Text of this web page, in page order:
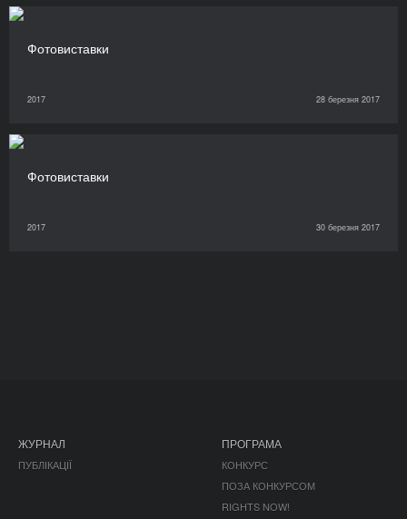
Фотовиставки
2017 28 березня 2017
Фотовиставки
2017 30 березня 2017
ЖУРНАЛ
ПУБЛІКАЦІЇ
ПРОГРАМА
КОНКУРС
ПОЗА КОНКУРСОМ
RIGHTS NOW!